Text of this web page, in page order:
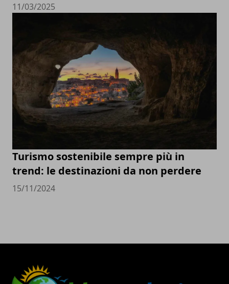
11/03/2025
Turismo sostenibile sempre più in
trend: le destinazioni da non perdere
15/11/2024